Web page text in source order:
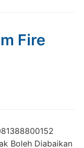
Fire
Boleh Diabaikan